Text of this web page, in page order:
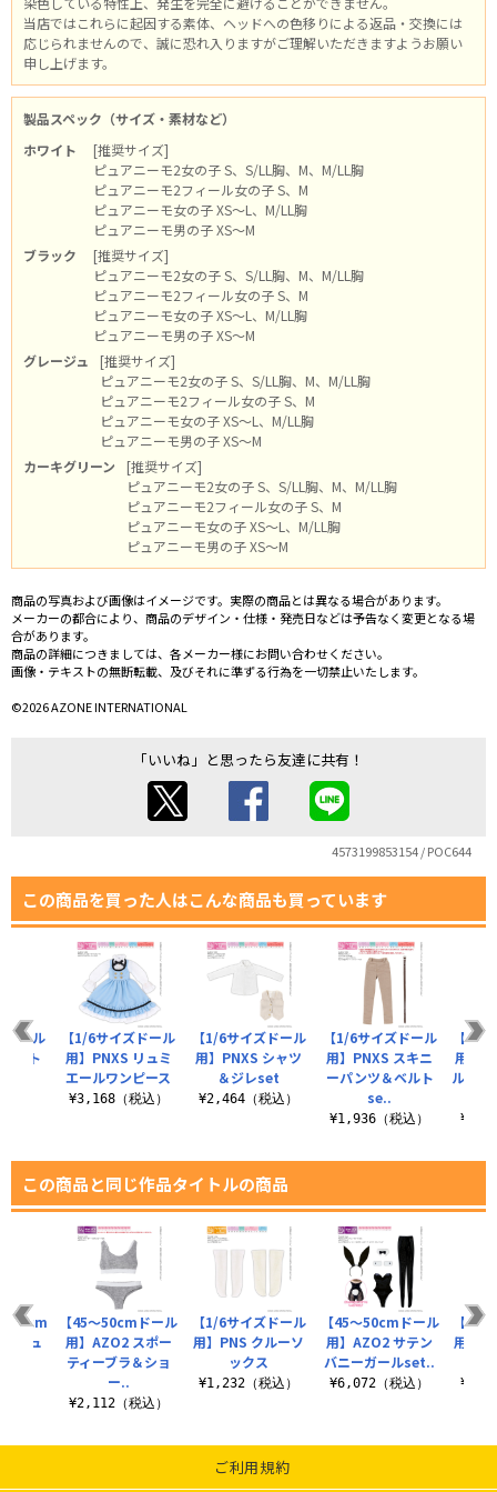
当店ではこれらに起因する素体、ヘッドへの色移りによる返品・交換には
応じられませんので、誠に恐れ入りますがご理解いただきますようお願い
申し上げます。
製品スペック（サイズ・素材など）
ホワイト
[推奨サイズ]
ピュアニーモ2女の子 S、S/LL胸、M、M/LL胸
ピュアニーモ2フィール女の子 S、M
ピュアニーモ女の子 XS～L、M/LL胸
ピュアニーモ男の子 XS～M
ブラック
[推奨サイズ]
ピュアニーモ2女の子 S、S/LL胸、M、M/LL胸
ピュアニーモ2フィール女の子 S、M
ピュアニーモ女の子 XS～L、M/LL胸
ピュアニーモ男の子 XS～M
グレージュ
[推奨サイズ]
ピュアニーモ2女の子 S、S/LL胸、M、M/LL胸
ピュアニーモ2フィール女の子 S、M
ピュアニーモ女の子 XS～L、M/LL胸
ピュアニーモ男の子 XS～M
カーキグリーン
[推奨サイズ]
ピュアニーモ2女の子 S、S/LL胸、M、M/LL胸
ピュアニーモ2フィール女の子 S、M
ピュアニーモ女の子 XS～L、M/LL胸
ピュアニーモ男の子 XS～M
商品の写真および画像はイメージです。実際の商品とは異なる場合があります。
メーカーの都合により、商品のデザイン・仕様・発売日などは予告なく変更となる場
合があります。
商品の詳細につきましては、各メーカー様にお問い合わせください。
画像・テキストの無断転載、及びそれに準ずる行為を一切禁止いたします。
©2026 AZONE INTERNATIONAL
「いいね」と思ったら友達に共有！
4573199853154 / POC644
この商品を買った人はこんな商品も買っています
【1/6サイズドール
用】PNXS シャツ
＆ジレset
¥2,464（税込）
【1/6サイズドール
用】PNXS スキニ
ーパンツ＆ベルト
se..
¥1,936（税込）
【1/6
用】
ルエッ
ドール
ート
【1/6サイズドール
用】PNXS リュミ
エールワンピース
¥3,168（税込）
この商品と同じ作品タイトルの商品
【1/6サイズドール
用】PNS クルーソ
ックス
¥1,232（税込）
【45～50cmドール
用】AZO2 サテン
バニーガールset..
¥6,072（税込）
【1/6
用】1
50cm
チュ
【45～50cmドール
用】AZO2 スポー
ティーブラ＆ショ
ー..
¥2,112（税込）
ご利用規約